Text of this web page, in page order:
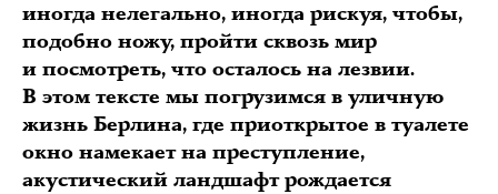
иногда нелегально, иногда рискуя, чтобы,
подобно ножу, пройти сквозь мир
и посмотреть, что осталось на лезвии.
В этом тексте мы погрузимся в уличную
жизнь Берлина, где приоткрытое в туалете
окно намекает на преступление,
акустический ландшафт рождается